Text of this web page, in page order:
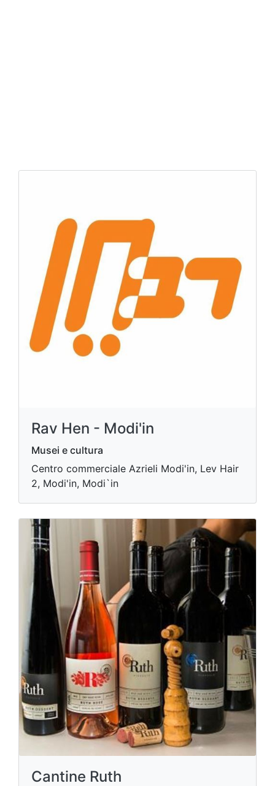
Rav Hen - Modi'in
Musei e cultura
Centro commerciale Azrieli Modi'in, Lev Hair
2, Modi'in, Modi`in
Cantine Ruth